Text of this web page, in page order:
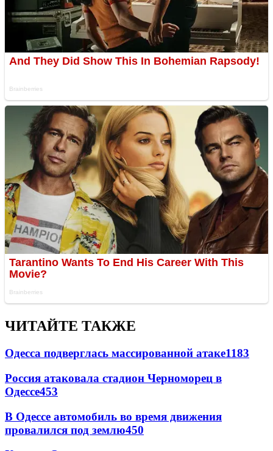
ЧИТАЙТЕ ТАКЖЕ
Одесса подверглась массированной атаке1183
Россия атаковала стадион Черноморец в
Одессе453
В Одессе автомобиль во время движения
провалился под землю450